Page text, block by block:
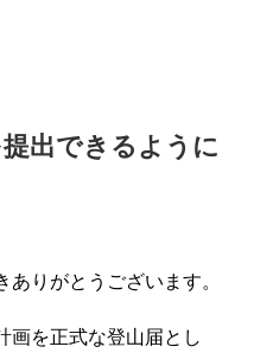
出できるように
りがとうございます。
画を正式な登山届とし